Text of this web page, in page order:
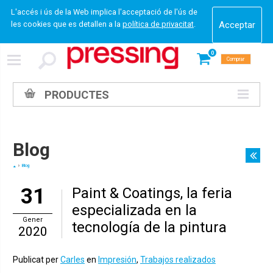
L'accés i ús de la Web implica l'acceptació de l'ús de
les cookies que es detallen a la política de privacitat.
0
Comprar
PRODUCTES
Blog
Blog
31
Gener
2020
Paint & Coatings, la feria
especializada en la
tecnología de la pintura
Publicat perCarles en Impresión, Trabajos realizados